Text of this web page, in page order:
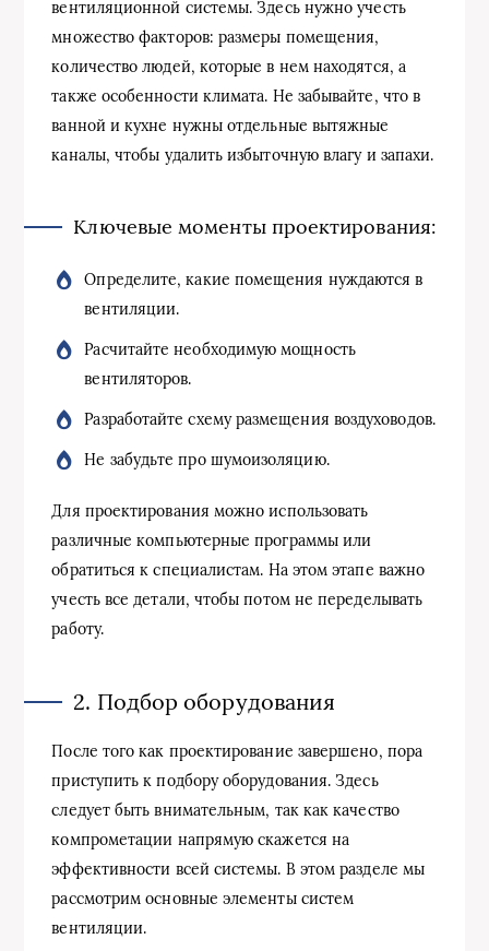
вентиляционной системы. Здесь нужно учесть
множество факторов: размеры помещения,
количество людей, которые в нем находятся, а
также особенности климата. Не забывайте, что в
ванной и кухне нужны отдельные вытяжные
каналы, чтобы удалить избыточную влагу и запахи.
Ключевые моменты проектирования:
Определите, какие помещения нуждаются в
вентиляции.
Расчитайте необходимую мощность
вентиляторов.
Разработайте схему размещения воздуховодов.
Не забудьте про шумоизоляцию.
Для проектирования можно использовать
различные компьютерные программы или
обратиться к специалистам. На этом этапе важно
учесть все детали, чтобы потом не переделывать
работу.
2. Подбор оборудования
После того как проектирование завершено, пора
приступить к подбору оборудования. Здесь
следует быть внимательным, так как качество
компрометации напрямую скажется на
эффективности всей системы. В этом разделе мы
рассмотрим основные элементы систем
вентиляции.